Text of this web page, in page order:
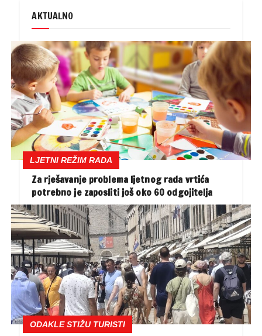
AKTUALNO
LJETNI REŽIM RADA
Za rješavanje problema ljetnog rada vrtića
potrebno je zaposliti još oko 60 odgojitelja
ODAKLE STIŽU TURISTI